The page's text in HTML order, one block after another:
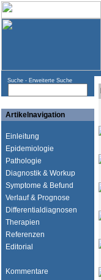
Suche - Erweiterte Suche
Artikelnavigation
Einleitung
Epidemiologie
Pathologie
Diagnostik & Workup
Symptome & Befund
Verlauf & Prognose
Differentialdiagnosen
Therapien
Referenzen
Editorial
Kommentare